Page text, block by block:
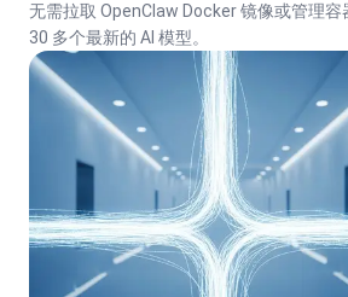
无需拉取 OpenClaw Docker 镜像或管理容
30 多个最新的 AI 模型。